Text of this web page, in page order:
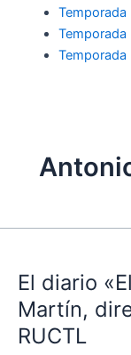
Temporada
Temporada
Temporada
El diario
Martín,
RUCTL
«El
País»
entrevista
a